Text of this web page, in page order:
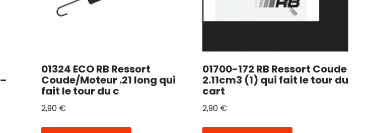
01324 ECO RB Ressort
Coude/Moteur .21 long qui
fait le tour du c
2,90 €
01700-172 RB Ressort Coude
2.11cm3 (1) qui fait le tour du
cart
2,90 €